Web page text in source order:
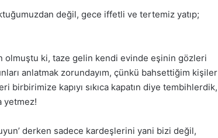
değil, gece iffetli ve tertemiz yatıp;
olmuştu ki, taze gelin kendi evinde eşinin gözleri
anlatmak zorundayım, çünkü bahsettiğim kişiler
birbirimize kapıyı sıkıca kapatın diye tembihlerdik,
yetmez!
derken sadece kardeşlerini yani bizi değil,